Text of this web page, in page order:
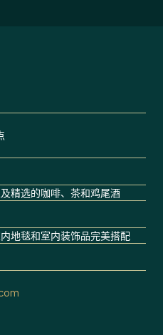
精选的咖啡、茶和鸡尾酒
地毯和室内装饰品完美搭配